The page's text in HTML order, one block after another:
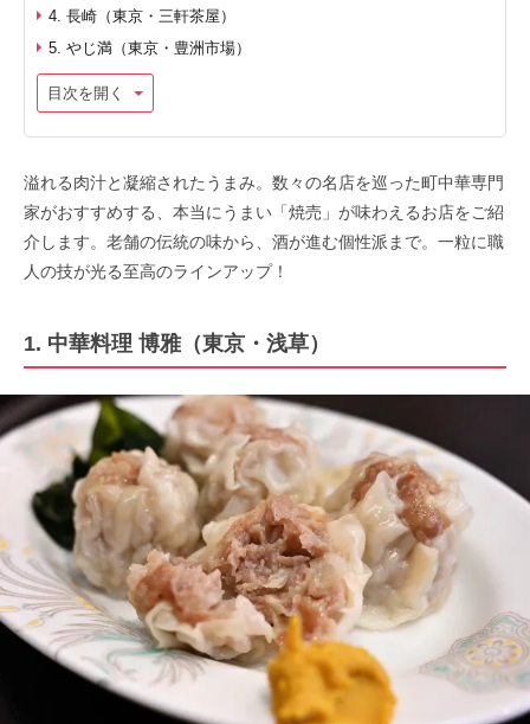
4. 長崎（東京・三軒茶屋）
5. やじ満（東京・豊洲市場）
目次を開く
溢れる肉汁と凝縮されたうまみ。数々の名店を巡った町中華専門
家がおすすめする、本当にうまい「焼売」が味わえるお店をご紹
介します。老舗の伝統の味から、酒が進む個性派まで。一粒に職
人の技が光る至高のラインアップ！
1. 中華料理 博雅（東京・浅草）